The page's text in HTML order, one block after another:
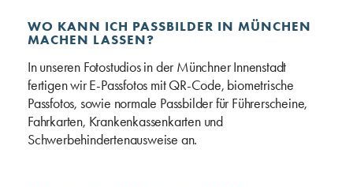
WO KANN ICH PASSBILDER IN MÜNCHEN
MACHEN LASSEN?
In unseren Fotostudios in der Münchner Innenstadt
fertigen wir E-Passfotos mit QR-Code, biometrische
Passfotos, sowie normale Passbilder für Führerscheine,
Fahrkarten, Krankenkassenkarten und
Schwerbehindertenausweise an.